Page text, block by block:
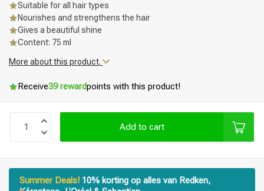
Suitable for all hair types
Nourishes and strengthens the hair
Gives a beautiful shine
Content: 75 ml
More about this product.
Receive39 rewardpoints with this product!
Add to cart
Summer Deals! 10% korting op alles van Redken,